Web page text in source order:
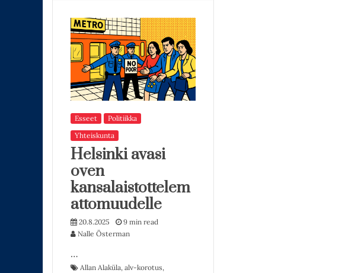
Esseet
Politiikka
Yhteiskunta
Helsinki avasi
oven
kansalaistottelem
attomuudelle
20.8.2025
9 min read
Nalle Österman
…
Allan Alaküla, alv-korotus,